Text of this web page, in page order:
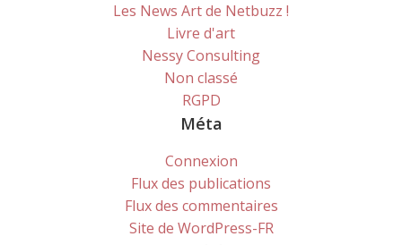
Les News Art de Netbuzz !
Livre d'art
Nessy Consulting
Non classé
RGPD
Méta
Connexion
Flux des publications
Flux des commentaires
Site de WordPress-FR